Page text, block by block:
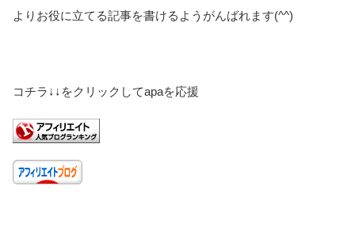
よりお役に立てる記事を書けるようがんばれます(^^)
コチラ↓↓をクリックしてapaを応援